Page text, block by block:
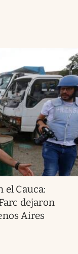
el Cauca:
dejaron
Aires